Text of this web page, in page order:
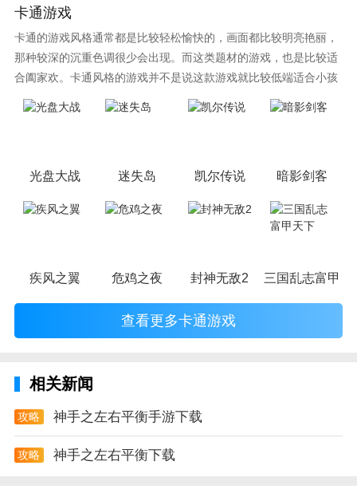
卡通游戏
卡通的游戏风格通常都是比较轻松愉快的，画面都比较明亮艳丽，
那种较深的沉重色调很少会出现。而这类题材的游戏，也是比较适
合阖家欢。卡通风格的游戏并不是说这款游戏就比较低端适合小孩
子玩，因为很多游戏厂商会故意把游戏中添加进入卡通元素，这也
光盘大战 迷失岛 凯尔传说 暗影剑客
疾风之翼 危鸡之夜 封神无敌2 三国乱志富甲天
查看更多卡通游戏
相关新闻
攻略 神手之左右平衡手游下载
攻略 神手之左右平衡下载